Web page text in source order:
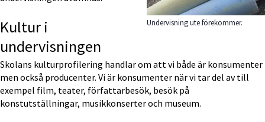
Undervisning ute förekommer.
Kultur i
undervisningen
Skolans kulturprofilering handlar om att vi både är konsumenter
men också producenter. Vi är konsumenter när vi tar del av till
exempel film, teater, författarbesök, besök på
konstutställningar, musikkonserter och museum.